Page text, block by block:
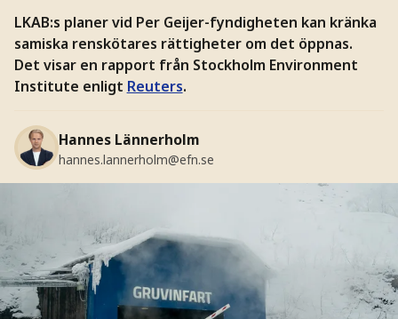
LKAB:s planer vid Per Geijer-fyndigheten kan kränka
samiska renskötares rättigheter om det öppnas.
Det visar en rapport från Stockholm Environment
Institute enligt Reuters.
Hannes Lännerholm
hannes.lannerholm@efn.se